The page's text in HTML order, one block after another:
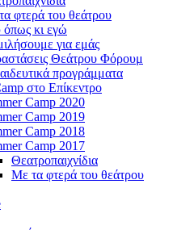
φτερά του θεάτρου
κι εγώ
για εμάς
Θεάτρου Φόρουμ
προγράμματα
στο Επίκεντρο
Camp 2020
Camp 2019
Camp 2018
Camp 2017
Θεατροπαιχνίδια
Με τα φτερά του θεάτρου